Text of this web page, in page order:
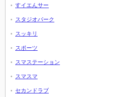
すイエんサー
スタジオパーク
スッキリ
スポーツ
スマステーション
スマスマ
セカンドラブ